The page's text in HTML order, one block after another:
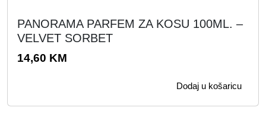
PANORAMA PARFEM ZA KOSU 100ML. –
VELVET SORBET
14,60 KM
Dodaj u košaricu